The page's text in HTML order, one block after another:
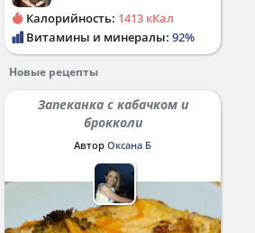
Калорийность: 1413 кКал
Витамины и минералы: 92%
Новые рецепты
Запеканка с кабачком и
брокколи
Автор Оксана Б